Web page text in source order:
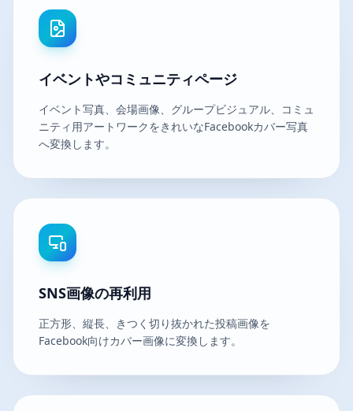
イベントやコミュニティページ
イベント写真、会場画像、グループビジュアル、コミュ
ニティ用アートワークをきれいなFacebookカバー写真
へ変換します。
SNS画像の再利用
正方形、縦長、きつく切り抜かれた投稿画像を
Facebook向けカバー画像に変換します。